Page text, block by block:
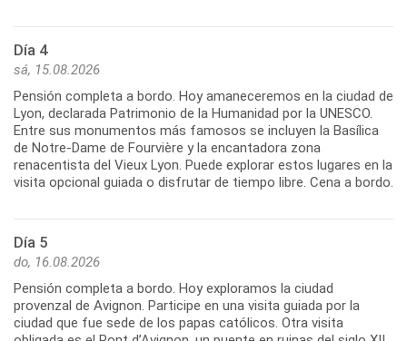
Día 4
sá, 15.08.2026
Pensión completa a bordo. Hoy amaneceremos en la ciudad de
Lyon, declarada Patrimonio de la Humanidad por la UNESCO.
Entre sus monumentos más famosos se incluyen la Basílica
de Notre-Dame de Fourvière y la encantadora zona
renacentista del Vieux Lyon. Puede explorar estos lugares en la
visita opcional guiada o disfrutar de tiempo libre. Cena a bordo.
Día 5
do, 16.08.2026
Pensión completa a bordo. Hoy exploramos la ciudad
provenzal de Avignon. Participe en una visita guiada por la
ciudad que fue sede de los papas católicos. Otra visita